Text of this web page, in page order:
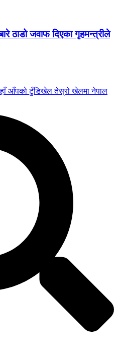
ठाडो जवाफ दिएका गृहमन्त्रीले
आँपको टुँडिखेल तेस्रो खेलमा नेपाल